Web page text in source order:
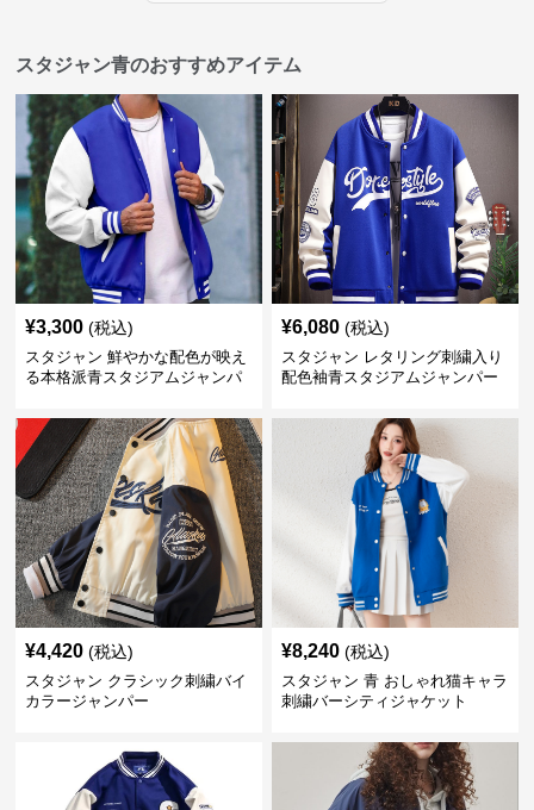
スタジャン青のおすすめアイテム
¥3,300 (税込)
スタジャン 鮮やかな配色が映え
る本格派青スタジアムジャンパ
¥6,080 (税込)
スタジャン レタリング刺繍入り
配色袖青スタジアムジャンパー
¥4,420 (税込)
スタジャン クラシック刺繍バイ
カラージャンパー
¥8,240 (税込)
スタジャン 青 おしゃれ猫キャラ
刺繍バーシティジャケット